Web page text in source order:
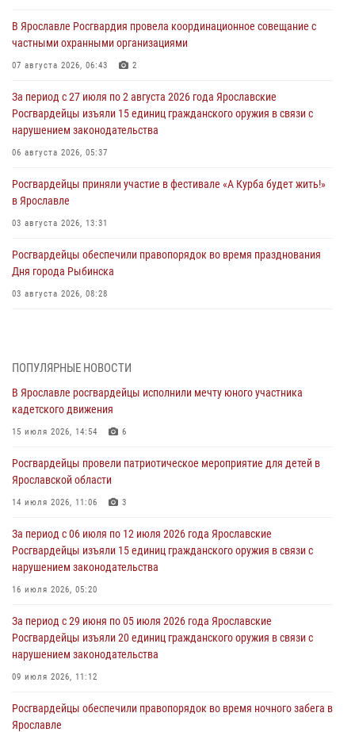
В Ярославле Росгвардия провела координационное совещание с
частными охранными организациями
07 августа 2026, 06:43 2
За период с 27 июля по 2 августа 2026 года Ярославские
Росгвардейцы изъяли 15 единиц гражданского оружия в связи с
нарушением законодательства
06 августа 2026, 05:37
Росгвардейцы приняли участие в фестивале «А Курба будет жить!»
в Ярославле
03 августа 2026, 13:31
Росгвардейцы обеспечили правопорядок во время празднования
Дня города Рыбинска
03 августа 2026, 08:28
03 августа 2026, 07:24
Ярославские росгвардейцы за прошедшую неделю совершили
более 300 выездов по сигналам «тревога»
03 августа 2026, 07:09
Росгвардейцы оказали помощь беременной женщине во время
празднования Дня ВДВ в Ярославле
03 августа 2026, 06:20
За период с 20 июля по 26 июля 2026 года Ярославские
Росгвардейцы изъяли 41 единицу гражданского оружия в связи с
нарушением законодательства
30 июля 2026, 11:51
В региональном управлении Росгвардии состоялся молебен,
приуроченный к празднику Крещения Руси
28 июля 2026, 14:56
ПОПУЛЯРНЫЕ НОВОСТИ
В Ярославле росгвардейцы исполнили мечту юного участника
кадетского движения
15 июля 2026, 14:54 6
Росгвардейцы провели патриотическое мероприятие для детей в
Ярославской области
14 июля 2026, 11:06 3
За период с 06 июля по 12 июля 2026 года Ярославские
Росгвардейцы изъяли 15 единиц гражданского оружия в связи с
нарушением законодательства
16 июля 2026, 05:20
За период с 29 июня по 05 июля 2026 года Ярославские
Росгвардейцы изъяли 20 единиц гражданского оружия в связи с
нарушением законодательства
09 июля 2026, 11:12
Росгвардейцы обеспечили правопорядок во время ночного забега в
Ярославле